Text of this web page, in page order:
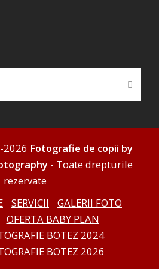
Fotografie de copii by
- Toate drepturile
rezervate
SERVICII
GALERII FOTO
OFERTA BABY PLAN
BOTEZ 2024
BOTEZ 2026